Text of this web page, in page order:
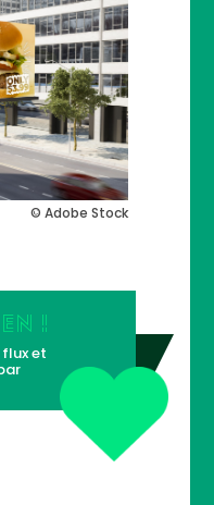
© Adobe Stock
!
et